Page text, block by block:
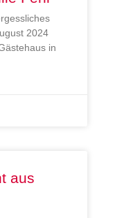
2024
in
aus